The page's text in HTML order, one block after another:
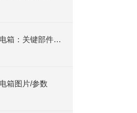
揭秘防爆照明配电箱：关键部件解析
箱图片/参数